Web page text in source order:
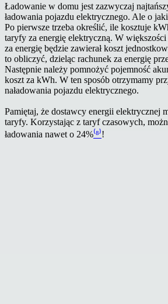
Ładowanie w domu jest zazwyczaj
ładowania pojazdu elektrycznego. Ale o
Po pierwsze trzeba określić, ile kosztuje
taryfy za energię elektryczną. W
za energię będzie zawierał koszt
to obliczyć, dzieląc rachunek za energię
Następnie należy pomnożyć pojemność
koszt za kWh. W ten sposób otrzymamy
naładowania pojazdu elektrycznego.
Pamiętaj, że dostawcy energii elektrycznej
taryfy. Korzystając z taryf czasowych,
ładowania nawet o 24%⁽⁸⁾!